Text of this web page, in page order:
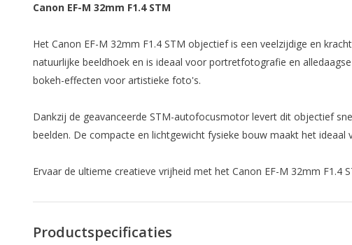
Canon EF-M 32mm F1.4 STM
Het Canon EF-M 32mm F1.4 STM objectief is een veelzijdige en
natuurlijke beeldhoek en is ideaal voor portretfotografie en
bokeh-effecten voor artistieke foto's.
Dankzij de geavanceerde STM-autofocusmotor levert dit objectief
beelden. De compacte en lichtgewicht fysieke bouw maakt het
Ervaar de ultieme creatieve vrijheid met het Canon EF-M 32mm
Productspecificaties